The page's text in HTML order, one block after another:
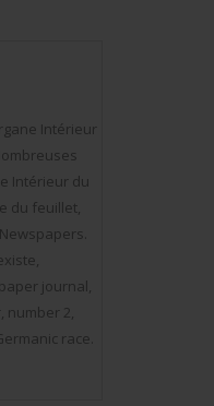
Intérieur
Intérieur du
du feuillet,
journal,
number 2,
race.